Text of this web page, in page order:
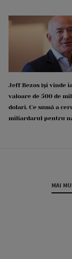
Jeff Bezos își vinde
valoare de 500 de
dolari. Ce sumă a
miliardarul pentru
MAI